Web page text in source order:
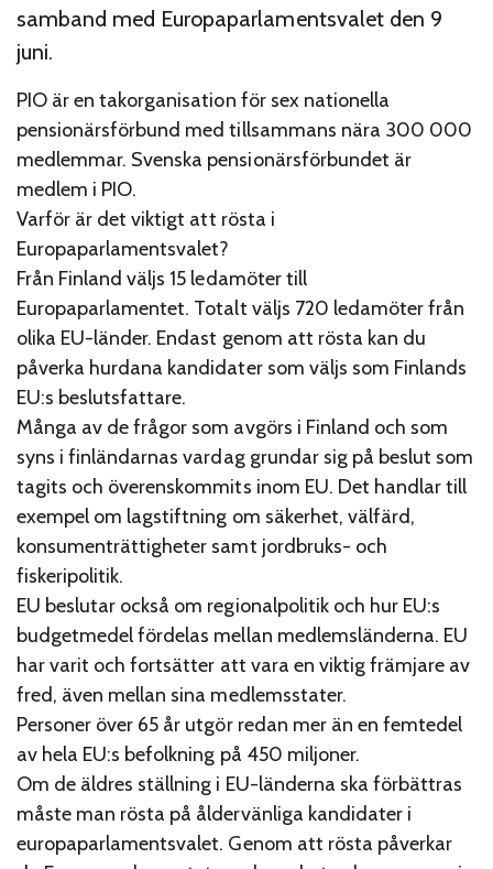
samband med Europaparlamentsvalet den 9
juni.
PIO är en takorganisation för sex nationella
pensionärsförbund med tillsammans nära 300 000
medlemmar. Svenska pensionärsförbundet är
medlem i PIO.
Varför är det viktigt att rösta i
Europaparlamentsvalet?
Från Finland väljs 15 ledamöter till
Europaparlamentet. Totalt väljs 720 ledamöter från
olika EU-länder. Endast genom att rösta kan du
påverka hurdana kandidater som väljs som Finlands
EU:s beslutsfattare.
Många av de frågor som avgörs i Finland och som
syns i finländarnas vardag grundar sig på beslut som
tagits och överenskommits inom EU. Det handlar till
exempel om lagstiftning om säkerhet, välfärd,
konsumenträttigheter samt jordbruks- och
fiskeripolitik.
EU beslutar också om regionalpolitik och hur EU:s
budgetmedel fördelas mellan medlemsländerna. EU
har varit och fortsätter att vara en viktig främjare av
fred, även mellan sina medlemsstater.
Personer över 65 år utgör redan mer än en femtedel
av hela EU:s befolkning på 450 miljoner.
Om de äldres ställning i EU-länderna ska förbättras
måste man rösta på åldervänliga kandidater i
europaparlamentsvalet. Genom att rösta påverkar